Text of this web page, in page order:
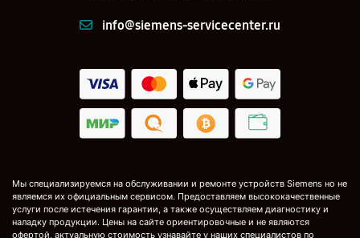
info@siemens-servicecenter.ru
Мы специализируемся на обслуживании и ремонте устройств Siemens но не
являемся их официальным сервисом. Предоставляем высококачественные
услуги после истечения гарантии, а также осуществляем диагностику и
наладку продукции. Цены на сайте ориентировочные и не являются
офертой, актуальную стоимость узнавайте у наших специалистов по